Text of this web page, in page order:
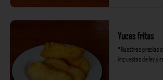
Yucas fritas
*Nuestros precios
impuestos de ley y